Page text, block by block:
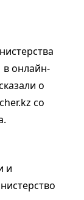
в онлайн-
о
со
и